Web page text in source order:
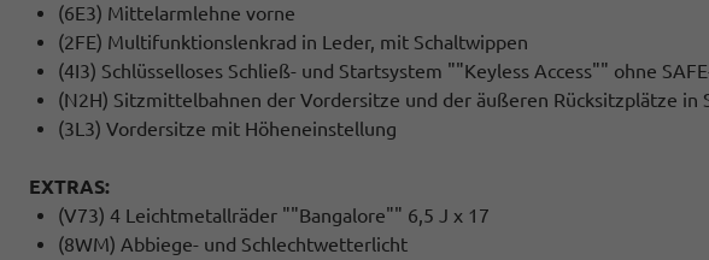
(6E3) Mittelarmlehne vorne
(2FE) Multifunktionslenkrad in Leder, mit Schaltwippen
(4I3) Schlüsselloses Schließ- und Startsystem ""Keyless Access"" ohne
(N2H) Sitzmittelbahnen der Vordersitze und der äußeren Rücksitzplätze
(3L3) Vordersitze mit Höheneinstellung
EXTRAS:
(V73) 4 Leichtmetallräder ""Bangalore"" 6,5 J x 17
(8WM) Abbiege- und Schlechtwetterlicht